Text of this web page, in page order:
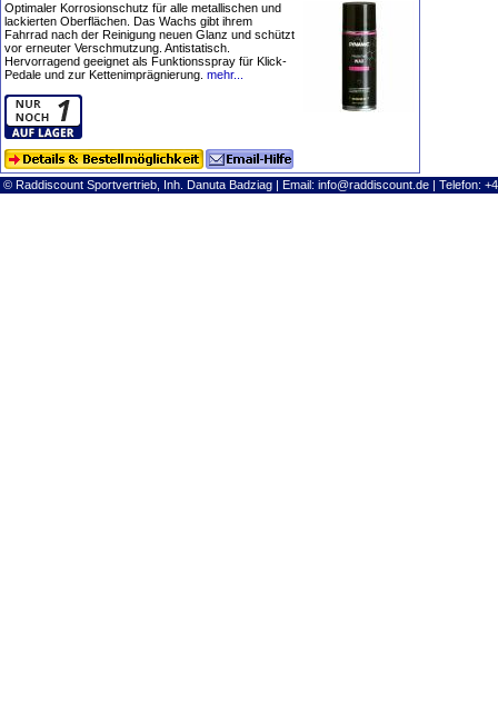
Optimaler Korrosionschutz für alle metallischen und
lackierten Oberflächen. Das Wachs gibt ihrem
Fahrrad nach der Reinigung neuen Glanz und schützt
vor erneuter Verschmutzung. Antistatisch.
Hervorragend geeignet als Funktionsspray für Klick-
Pedale und zur Kettenimprägnierung. mehr...
© Raddiscount Sportvertrieb, Inh. Danuta Badziag | Email: info@raddiscount.de | Telefon: